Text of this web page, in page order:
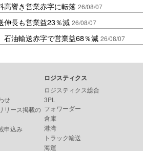
高響き営業赤字に転落 26/08/07
伸長も営業益23％減 26/08/07
石油輸送赤字で営業益68％減 26/08/07
せ
リース掲載の
申込み
ロジスティクス
ロジスティクス総合
3PL
フォワーダー
倉庫
港湾
トラック輸送
海運